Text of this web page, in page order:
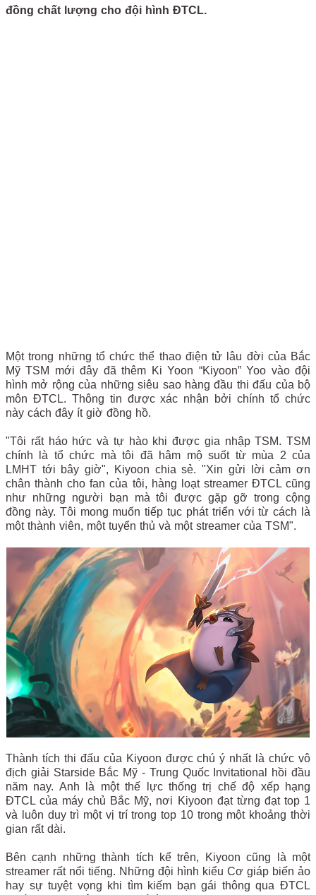
đồng chất lượng cho đội hình ĐTCL.
Một trong những tổ chức thể thao điện tử lâu đời của Bắc
Mỹ TSM mới đây đã thêm Ki Yoon “Kiyoon” Yoo vào đội
hình mở rộng của những siêu sao hàng đầu thi đấu của bộ
môn ĐTCL. Thông tin được xác nhận bởi chính tổ chức
này cách đây ít giờ đồng hồ.
"Tôi rất háo hức và tự hào khi được gia nhập TSM. TSM
chính là tổ chức mà tôi đã hâm mộ suốt từ mùa 2 của
LMHT tới bây giờ", Kiyoon chia sẻ. "Xin gửi lời cảm ơn
chân thành cho fan của tôi, hàng loạt streamer ĐTCL cũng
như những người bạn mà tôi được gặp gỡ trong cộng
đồng này. Tôi mong muốn tiếp tục phát triển với từ cách là
một thành viên, một tuyển thủ và một streamer của TSM".
Thành tích thi đấu của Kiyoon được chú ý nhất là chức vô
địch giải Starside Bắc Mỹ - Trung Quốc Invitational hồi đầu
năm nay. Anh là một thế lực thống trị chế độ xếp hạng
ĐTCL của máy chủ Bắc Mỹ, nơi Kiyoon đạt từng đạt top 1
và luôn duy trì một vị trí trong top 10 trong một khoảng thời
gian rất dài.
Bên cạnh những thành tích kể trên, Kiyoon cũng là một
streamer rất nổi tiếng. Những đội hình kiểu Cơ giáp biến ảo
hay sự tuyệt vọng khi tìm kiếm bạn gái thông qua ĐTCL